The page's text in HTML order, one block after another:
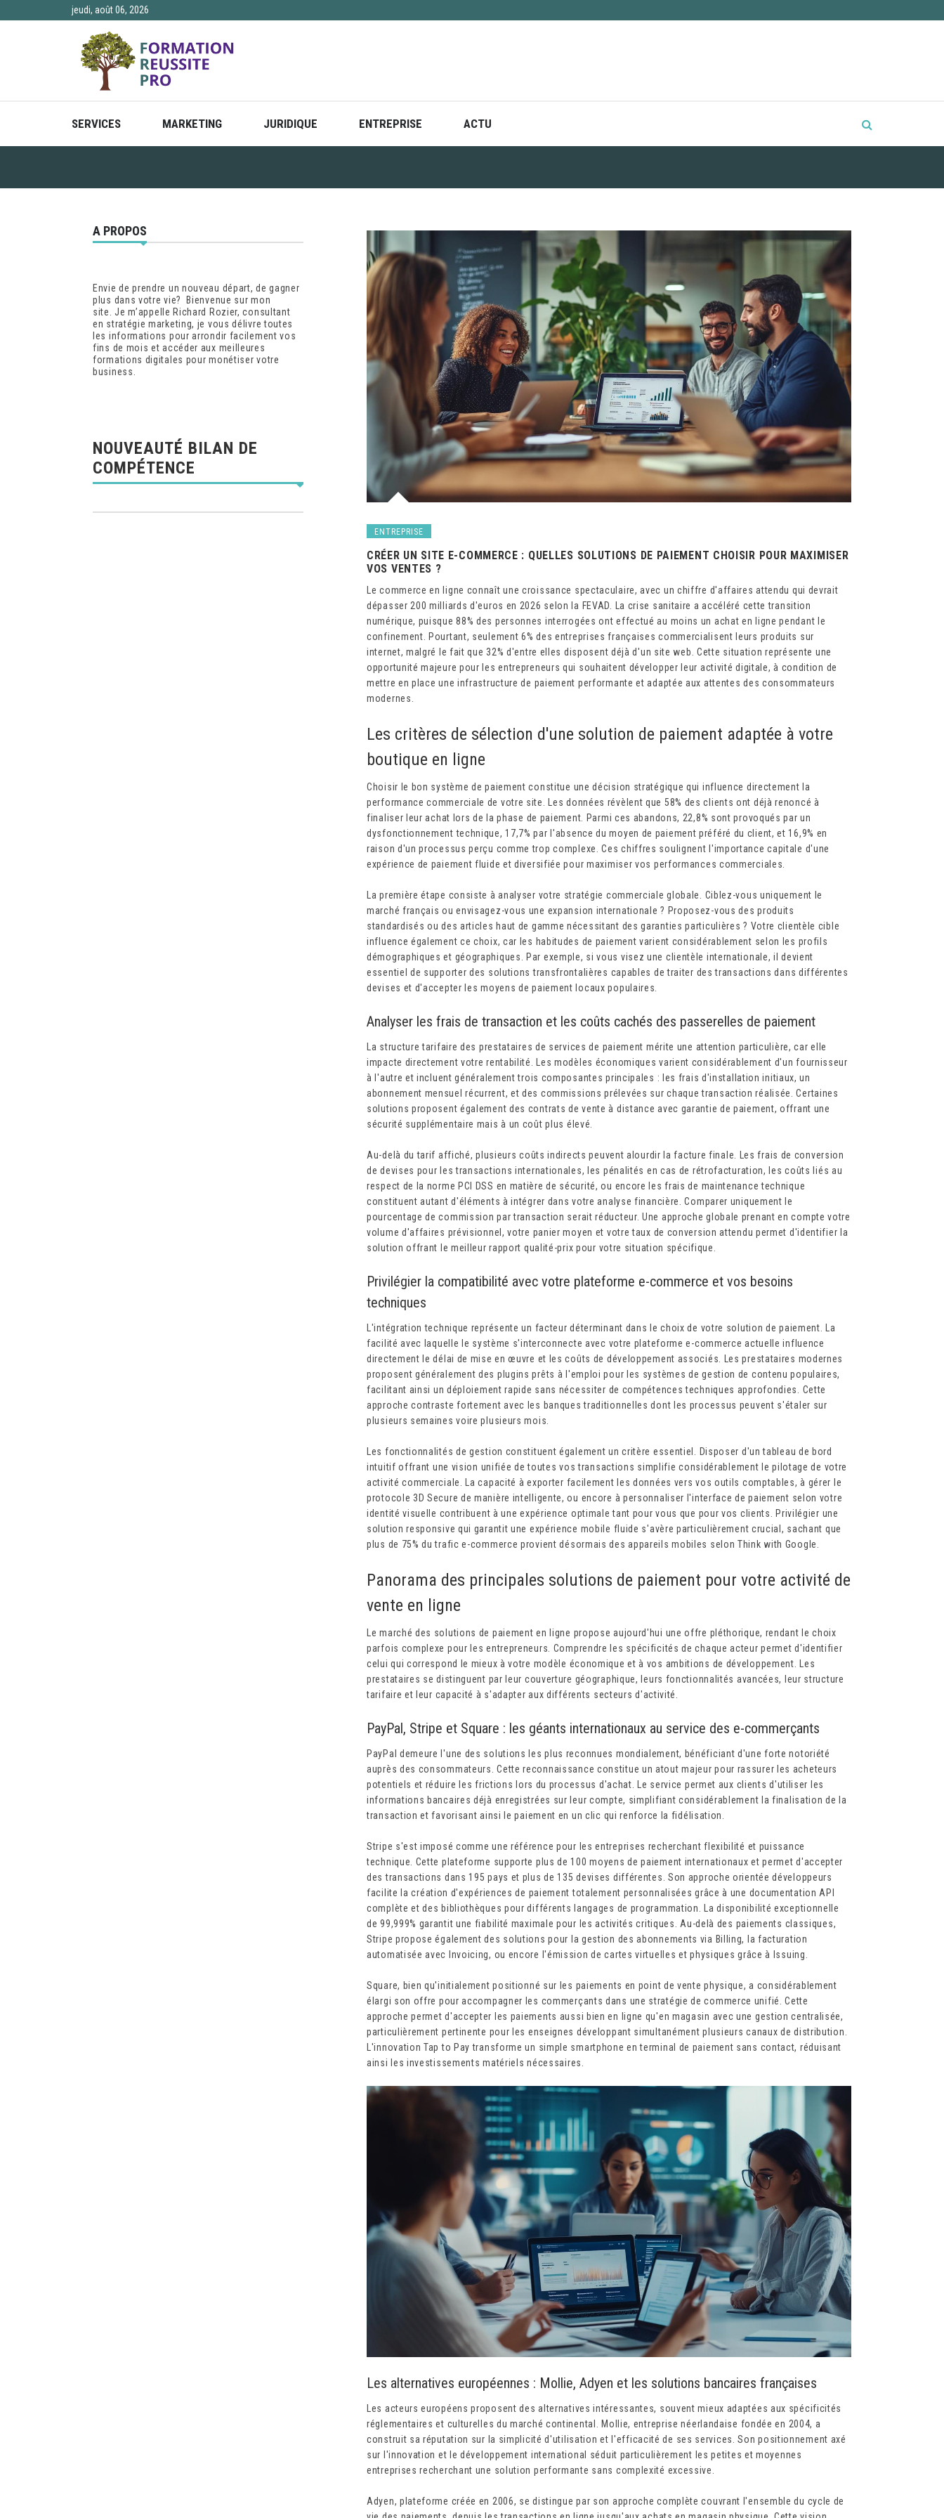
jeudi, août 06, 2026
SERVICES MARKETING JURIDIQUE ENTREPRISE ACTU
ENTREPRISE
CRÉER UN SITE E-COMMERCE : QUELLES SOLUTIONS DE PAIEMENT CHOISIR POUR MAXIMISER
VOS VENTES ?
Le commerce en ligne connaît une croissance spectaculaire, avec un chiffre d'affaires attendu qui devrait
dépasser 200 milliards d'euros en 2026 selon la FEVAD. La crise sanitaire a accéléré cette transition
numérique, puisque 88% des personnes interrogées ont effectué au moins un achat en ligne pendant le
confinement. Pourtant, seulement 6% des entreprises françaises commercialisent leurs produits sur
internet, malgré le fait que 32% d'entre elles disposent déjà d'un site web. Cette situation représente une
opportunité majeure pour les entrepreneurs qui souhaitent développer leur activité digitale, à condition de
mettre en place une infrastructure de paiement performante et adaptée aux attentes des consommateurs
modernes.
Les critères de sélection d'une solution de paiement adaptée à votre
boutique en ligne
Choisir le bon système de paiement constitue une décision stratégique qui influence directement la
performance commerciale de votre site. Les données révèlent que 58% des clients ont déjà renoncé à
finaliser leur achat lors de la phase de paiement. Parmi ces abandons, 22,8% sont provoqués par un
dysfonctionnement technique, 17,7% par l'absence du moyen de paiement préféré du client, et 16,9% en
raison d'un processus perçu comme trop complexe. Ces chiffres soulignent l'importance capitale d'une
expérience de paiement fluide et diversifiée pour maximiser vos performances commerciales.
La première étape consiste à analyser votre stratégie commerciale globale. Ciblez-vous uniquement le
marché français ou envisagez-vous une expansion internationale ? Proposez-vous des produits
standardisés ou des articles haut de gamme nécessitant des garanties particulières ? Votre clientèle cible
influence également ce choix, car les habitudes de paiement varient considérablement selon les profils
démographiques et géographiques. Par exemple, si vous visez une clientèle internationale, il devient
essentiel de supporter des solutions transfrontalières capables de traiter des transactions dans différentes
devises et d'accepter les moyens de paiement locaux populaires.
Analyser les frais de transaction et les coûts cachés des passerelles de paiement
La structure tarifaire des prestataires de services de paiement mérite une attention particulière, car elle
impacte directement votre rentabilité. Les modèles économiques varient considérablement d'un fournisseur
à l'autre et incluent généralement trois composantes principales : les frais d'installation initiaux, un
abonnement mensuel récurrent, et des commissions prélevées sur chaque transaction réalisée. Certaines
solutions proposent également des contrats de vente à distance avec garantie de paiement, offrant une
sécurité supplémentaire mais à un coût plus élevé.
Au-delà du tarif affiché, plusieurs coûts indirects peuvent alourdir la facture finale. Les frais de conversion
de devises pour les transactions internationales, les pénalités en cas de rétrofacturation, les coûts liés au
respect de la norme PCI DSS en matière de sécurité, ou encore les frais de maintenance technique
constituent autant d'éléments à intégrer dans votre analyse financière. Comparer uniquement le
pourcentage de commission par transaction serait réducteur. Une approche globale prenant en compte votre
volume d'affaires prévisionnel, votre panier moyen et votre taux de conversion attendu permet d'identifier la
solution offrant le meilleur rapport qualité-prix pour votre situation spécifique.
Privilégier la compatibilité avec votre plateforme e-commerce et vos besoins
techniques
L'intégration technique représente un facteur déterminant dans le choix de votre solution de paiement. La
facilité avec laquelle le système s'interconnecte avec votre plateforme e-commerce actuelle influence
directement le délai de mise en œuvre et les coûts de développement associés. Les prestataires modernes
proposent généralement des plugins prêts à l'emploi pour les systèmes de gestion de contenu populaires,
facilitant ainsi un déploiement rapide sans nécessiter de compétences techniques approfondies. Cette
approche contraste fortement avec les banques traditionnelles dont les processus peuvent s'étaler sur
plusieurs semaines voire plusieurs mois.
Les fonctionnalités de gestion constituent également un critère essentiel. Disposer d'un tableau de bord
intuitif offrant une vision unifiée de toutes vos transactions simplifie considérablement le pilotage de votre
activité commerciale. La capacité à exporter facilement les données vers vos outils comptables, à gérer le
protocole 3D Secure de manière intelligente, ou encore à personnaliser l'interface de paiement selon votre
identité visuelle contribuent à une expérience optimale tant pour vous que pour vos clients. Privilégier une
solution responsive qui garantit une expérience mobile fluide s'avère particulièrement crucial, sachant que
plus de 75% du trafic e-commerce provient désormais des appareils mobiles selon Think with Google.
Panorama des principales solutions de paiement pour votre activité de
vente en ligne
Le marché des solutions de paiement en ligne propose aujourd'hui une offre pléthorique, rendant le choix
parfois complexe pour les entrepreneurs. Comprendre les spécificités de chaque acteur permet d'identifier
celui qui correspond le mieux à votre modèle économique et à vos ambitions de développement. Les
prestataires se distinguent par leur couverture géographique, leurs fonctionnalités avancées, leur structure
tarifaire et leur capacité à s'adapter aux différents secteurs d'activité.
PayPal, Stripe et Square : les géants internationaux au service des e-commerçants
PayPal demeure l'une des solutions les plus reconnues mondialement, bénéficiant d'une forte notoriété
auprès des consommateurs. Cette reconnaissance constitue un atout majeur pour rassurer les acheteurs
potentiels et réduire les frictions lors du processus d'achat. Le service permet aux clients d'utiliser les
informations bancaires déjà enregistrées sur leur compte, simplifiant considérablement la finalisation de la
transaction et favorisant ainsi le paiement en un clic qui renforce la fidélisation.
Stripe s'est imposé comme une référence pour les entreprises recherchant flexibilité et puissance
technique. Cette plateforme supporte plus de 100 moyens de paiement internationaux et permet d'accepter
des transactions dans 195 pays et plus de 135 devises différentes. Son approche orientée développeurs
facilite la création d'expériences de paiement totalement personnalisées grâce à une documentation API
complète et des bibliothèques pour différents langages de programmation. La disponibilité exceptionnelle
de 99,999% garantit une fiabilité maximale pour les activités critiques. Au-delà des paiements classiques,
Stripe propose également des solutions pour la gestion des abonnements via Billing, la facturation
automatisée avec Invoicing, ou encore l'émission de cartes virtuelles et physiques grâce à Issuing.
Square, bien qu'initialement positionné sur les paiements en point de vente physique, a considérablement
élargi son offre pour accompagner les commerçants dans une stratégie de commerce unifié. Cette
approche permet d'accepter les paiements aussi bien en ligne qu'en magasin avec une gestion centralisée,
particulièrement pertinente pour les enseignes développant simultanément plusieurs canaux de distribution.
L'innovation Tap to Pay transforme un simple smartphone en terminal de paiement sans contact, réduisant
ainsi les investissements matériels nécessaires.
Les alternatives européennes : Mollie, Adyen et les solutions bancaires françaises
Les acteurs européens proposent des alternatives intéressantes, souvent mieux adaptées aux spécificités
réglementaires et culturelles du marché continental. Mollie, entreprise néerlandaise fondée en 2004, a
construit sa réputation sur la simplicité d'utilisation et l'efficacité de ses services. Son positionnement axé
sur l'innovation et le développement international séduit particulièrement les petites et moyennes
entreprises recherchant une solution performante sans complexité excessive.
Adyen, plateforme créée en 2006, se distingue par son approche complète couvrant l'ensemble du cycle de
A PROPOS
Envie de prendre un nouveau départ, de gagner
plus dans votre vie? Bienvenue sur mon
site. Je m’appelle Richard Rozier, consultant
en stratégie marketing, je vous délivre toutes
les informations pour arrondir facilement vos
fins de mois et accéder aux meilleures
formations digitales pour monétiser votre
business.
NOUVEAUTÉ BILAN DE
COMPÉTENCE